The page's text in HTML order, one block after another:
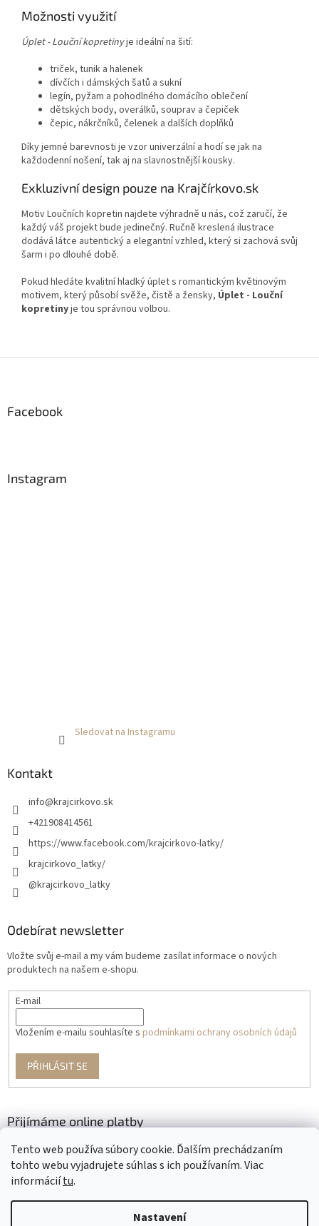
Tento web používa súbory cookie. Ďalším prechádzaním
tohto webu vyjadrujete súhlas s ich používaním. Viac
informáciítu.
Nastavení
Možnosti využití
Úplet - Louční kopretinyje ideální na šití:
triček, tunik a halenek
dívčích i dámských šatů a sukní
legín, pyžam a pohodlného domácího oblečení
dětských body, overálků, souprav a čepiček
čepic, nákrčníků, čelenek a dalších doplňků
Díky jemné barevnosti je vzor univerzální a hodí se jak na
každodenní nošení, tak aj na slavnostnější kousky.
Exkluzivní design pouze na Krajčírkovo.sk
Motiv Loučních kopretin najdete výhradně u nás, což zaručí, že
každý váš projekt bude jedinečný. Ručně kreslená ilustrace
dodává látce autentický a elegantní vzhled, který si zachová svůj
šarm i po dlouhé době.
Pokud hledáte kvalitní hladký úplet s romantickým květinovým
motivem, který působí svěže, čistě a žensky, Úplet - Louční
kopretinyje tou správnou volbou.
Facebook
Instagram
Sledovat na Instagramu
Kontakt
info@krajcirkovo.sk
+421908414561
https://www.facebook.com/krajcirkovo-latky/
krajcirkovo_latky/
@krajcirkovo_latky
Odebírat newsletter
Vložte svůj e-mail a my vám budeme zasílat informace o nových
produktech na našem e-shopu.
E-mail
Vložením e-mailu souhlasíte s podmínkami ochrany osobních údajů
PŘIHLÁSIT SE
Přijímáme online platby
Vytvořil Shoptet